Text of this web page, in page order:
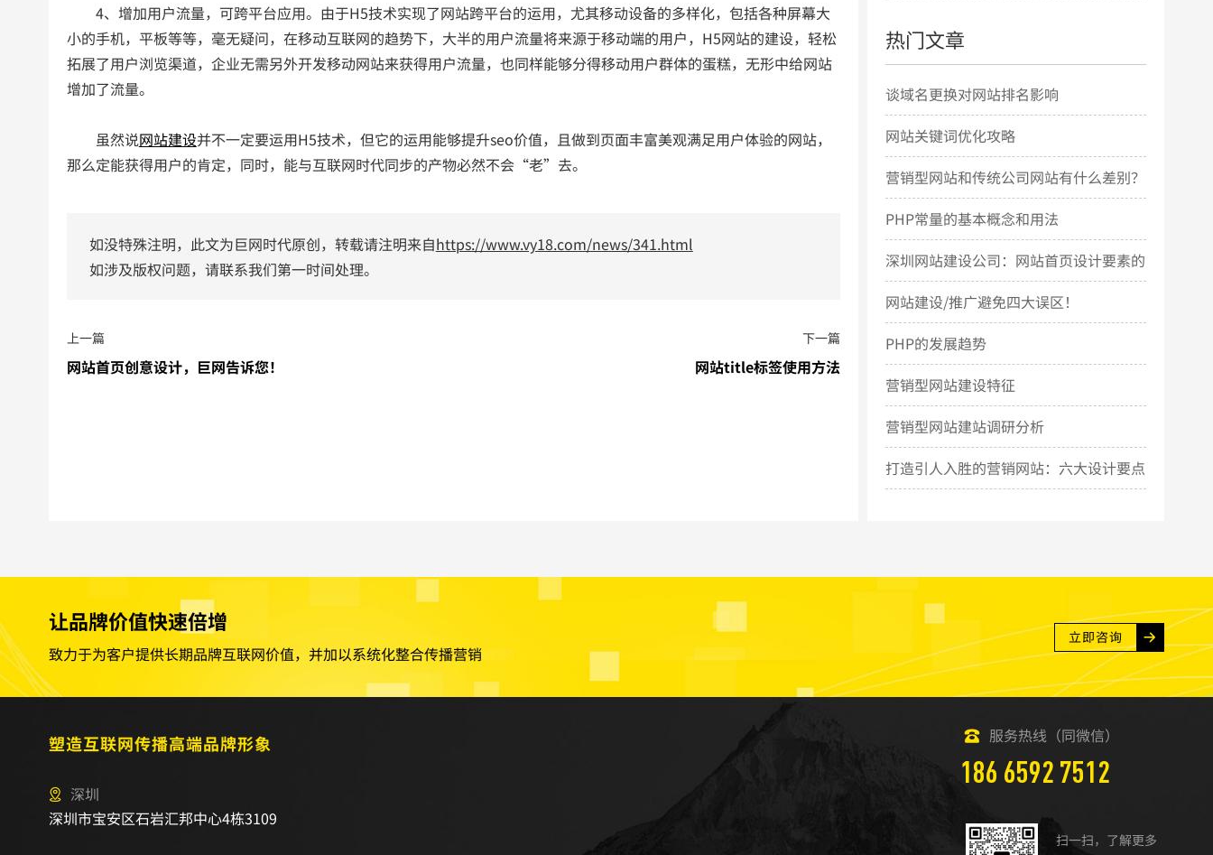
4、增加用户流量，可跨平台应用。由于H5技术实现了网站跨平台的运用，尤其移动设备的多样化，包括各种屏幕大
小的手机，平板等等，毫无疑问，在移动互联网的趋势下，大半的用户流量将来源于移动端的用户，H5网站的建设，轻松
拓展了用户浏览渠道，企业无需另外开发移动网站来获得用户流量，也同样能够分得移动用户群体的蛋糕，无形中给网站
增加了流量。
虽然说网站建设并不一定要运用H5技术，但它的运用能够提升seo价值，且做到页面丰富美观满足用户体验的网站，
那么定能获得用户的肯定，同时，能与互联网时代同步的产物必然不会“老”去。
如没特殊注明，此文为巨网时代原创，转载请注明来自https://www.vy18.com/news/341.html
如涉及版权问题，请联系我们第一时间处理。
上一篇
网站首页创意设计，巨网告诉您！
下一篇
网站title标签使用方法
热门文章
谈域名更换对网站排名影响
网站关键词优化攻略
营销型网站和传统公司网站有什么差别？
PHP常量的基本概念和用法
深圳网站建设公司：网站首页设计要素的
几点简要说明
网站建设/推广避免四大误区！
PHP的发展趋势
营销型网站建设特征
营销型网站建站调研分析
打造引人入胜的营销网站：六大设计要点
让品牌价值快速倍增
致力于为客户提供长期品牌互联网价值，并加以系统化整合传播营销
立即咨询
塑造互联网传播高端品牌形象 服务热线（同微信）
186 6592 7512
深圳
深圳市宝安区石岩汇邦中心4栋3109
扫一扫，了解更多